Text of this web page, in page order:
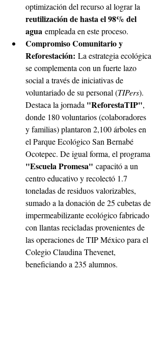
optimización del recurso al lograr la
reutilización de hasta el 98% del
agua empleada en este proceso.
Compromiso Comunitario y
Reforestación: La estrategia ecológica
se complementa con un fuerte lazo
social a través de iniciativas de
voluntariado de su personal (TIPers).
Destaca la jornada "ReforestaTIP",
donde 180 voluntarios (colaboradores
y familias) plantaron 2,100 árboles en
el Parque Ecológico San Bernabé
Ocotepec. De igual forma, el programa
"Escuela Promesa" capacitó a un
centro educativo y recolectó 1.7
toneladas de residuos valorizables,
sumado a la donación de 25 cubetas de
impermeabilizante ecológico fabricado
con llantas recicladas provenientes de
las operaciones de TIP México para el
Colegio Claudina Thevenet,
beneficiando a 235 alumnos.